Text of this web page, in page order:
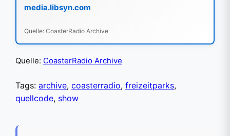
media.libsyn.com
Quelle: CoasterRadio Archive
Quelle: CoasterRadio Archive
Tags: archive, coasterradio, freizeitparks,
quellcode, show